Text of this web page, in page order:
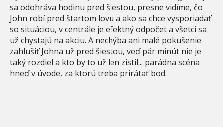
sa odohráva hodinu pred šiestou, presne vidíme, čo
John robí pred štartom lovu a ako sa chce vysporiadať
so situáciou, v centrále je efektný odpočet a všetci sa
už chystajú na akciu. A nechýba ani malé pokušenie
zahlušiť Johna už pred šiestou, veď pár minút nie je
taký rozdiel a kto by to už len zistil... parádna scéna
hneď v úvode, za ktorú treba prirátať bod.